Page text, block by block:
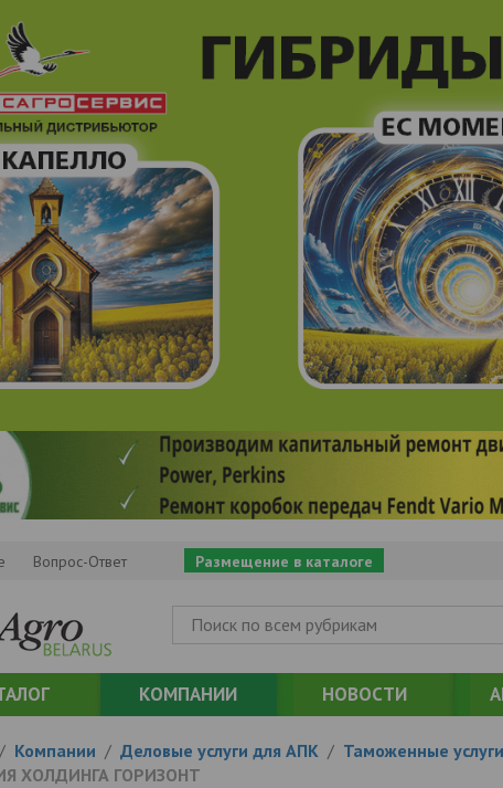
Вопрос-Ответ Размещение в каталоге
КОМПАНИИ НОВОСТИ
/ Компании / Деловые услуги для АПК / Таможенные услуги
ХОЛДИНГА ГОРИЗОНТ